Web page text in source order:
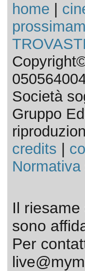
home
Società
Gruppo
credits
Il
sono
Per